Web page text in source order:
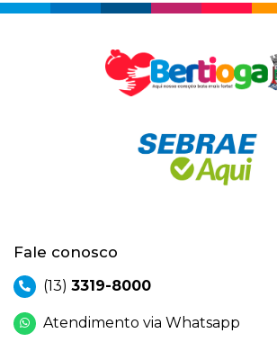
Fale conosco
(13) 3319-8000
Atendimento via Whatsapp